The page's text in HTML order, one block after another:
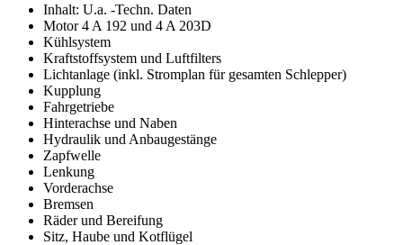
Inhalt: U.a. -Techn. Daten
Motor 4 A 192 und 4 A 203D
Kühlsystem
Kraftstoffsystem und Luftfilters
Lichtanlage (inkl. Stromplan für gesamten Schlepper)
Kupplung
Fahrgetriebe
Hinterachse und Naben
Hydraulik und Anbaugestänge
Zapfwelle
Lenkung
Vorderachse
Bremsen
Räder und Bereifung
Sitz, Haube und Kotflügel